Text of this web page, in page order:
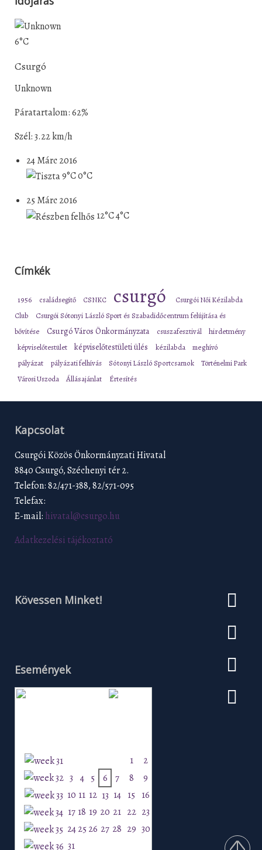
6°C
Csurgó
Unknown
Páratartalom: 62%
Szél: 3.22 km/h
24 Márc 2016
9°C0°C
25 Márc 2016
12°C4°C
Címkék
1956 családsegítő CSNKC csurgó
Csurgói Női Kézilabda
Club
Csurgói Sótonyi László Sport és Szabadidőcentrum felújítása és
bővítése
Csurgó Város Önkormányzata csuszafesztivál hirdetmény
képviselőtestület képviselőtestületi ülés kézilabda meghívó
pályázat pályázati felhívás Sótonyi László Sportcsarnok
Történelmi Park
Városi Uszoda
Állásajánlat Értesítés
Kapcsolat
Csurgói Közös Önkormányzati Hivatal
8840 Csurgó, Széchenyi tér 2.
Telefon: 82/471-388, 82/571-095
Telefax:
E-mail: hivatal@csurgo.hu
Adatkezelési tájékoztató
Kövessen Minket!
Események
1
2
3 4 5 6 7 8
9
10 11 12 13 14 15 16
17 18 19 20 21 22 23
24 25 26 27 28 29 30
31